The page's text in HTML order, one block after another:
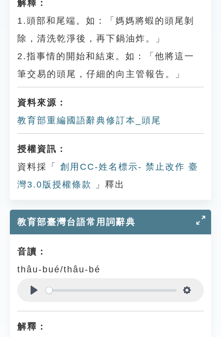
解釋：
1.頭部和尾端。如：「媽媽將蝦的頭尾剝
除，清洗乾淨後，再下鍋油炸。」
2.指事情的開始和結束。如：「他將這一
筆交易的頭尾，仔細的向主管報告。」
資料來源：
教育部重編國語辭典修訂本_頭尾
授權資訊：
資料採「
創用CC-姓名標示- 禁止改作 臺
灣3.0版授權條款
」釋出
教育部臺灣台語常用詞辭典
音讀：
thâu-bué/thâu-bé
解釋：